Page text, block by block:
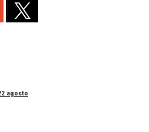
agosto